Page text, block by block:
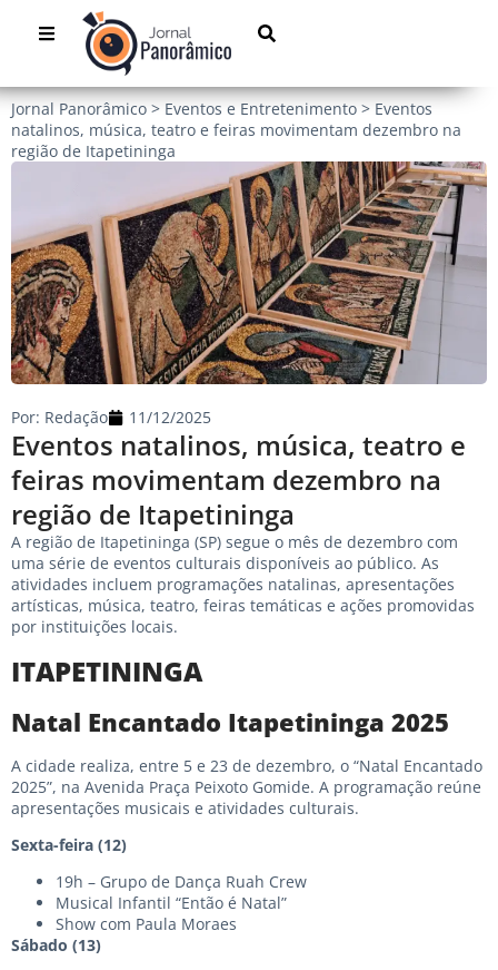
Jornal Panorâmico > Eventos e Entretenimento > Eventos
natalinos, música, teatro e feiras movimentam dezembro na
região de Itapetininga
Eventos natalinos, música, teatro e
feiras movimentam dezembro na
região de Itapetininga
Por: Redação 11/12/2025
A região de Itapetininga (SP) segue o mês de dezembro com
uma série de eventos culturais disponíveis ao público. As
atividades incluem programações natalinas, apresentações
artísticas, música, teatro, feiras temáticas e ações promovidas
por instituições locais.
ITAPETININGA
Natal Encantado Itapetininga 2025
A cidade realiza, entre 5 e 23 de dezembro, o “Natal Encantado
2025”, na Avenida Praça Peixoto Gomide. A programação reúne
apresentações musicais e atividades culturais.
Sexta-feira (12)
19h – Grupo de Dança Ruah Crew
Musical Infantil “Então é Natal”
Show com Paula Moraes
Sábado (13)